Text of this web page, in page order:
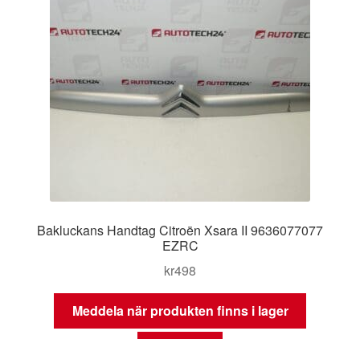
Bakluckans Handtag Citroën Xsara II 9636077077
EZRC
kr498
Meddela när produkten finns i lager